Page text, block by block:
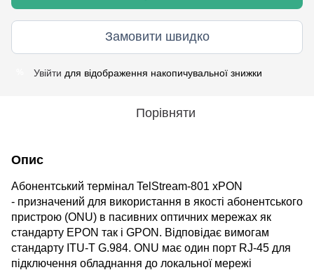
Замовити швидко
Увійти для відображення накопичувальної знижки
Порівняти
Опис
Абонентський термінал TelStream-801 xPON
- призначений для використання в якості абонентського
пристрою (ONU) в пасивних оптичних мережах як
стандарту EPON так і GPON. Відповідає вимогам
стандарту ITU-T G.984. ONU має один порт RJ-45 для
підключення обладнання до локальної мережі